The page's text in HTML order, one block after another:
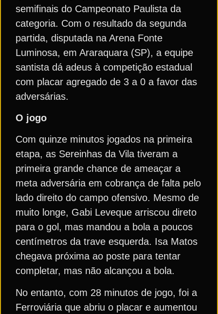
semifinais do Campeonato Paulista da
categoria. Com o resultado da segunda
partida, disputada na Arena Fonte
Luminosa, em Araraquara (SP), a equipe
santista dá adeus à competição estadual
com placar agregado de 3 a 0 a favor das
adversárias.
O jogo
Com quinze minutos jogados na primeira
etapa, as Sereinhas da Vila tiveram a
primeira grande chance de ameaçar a
meta adversária em cobrança de falta pelo
lado direito do campo ofensivo. Mesmo de
muito longe, Gabi Leveque arriscou direto
para o gol, mas mandou a bola a poucos
centímetros da trave esquerda. Isa Matos
chegava próxima ao poste para tentar
completar, mas não alcançou a bola.
No entanto, com 28 minutos de jogo, foi a
Ferroviária que abriu o placar e aumentou